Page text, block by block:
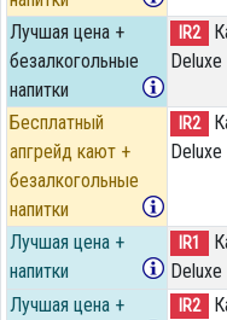
Лучшая цена +
безалкогольные
напитки
IR2
Бесплатный
апгрейд кают +
безалкогольные
напитки
IR2
Лучшая цена +
напитки
IR1
Лучшая цена +
IR2